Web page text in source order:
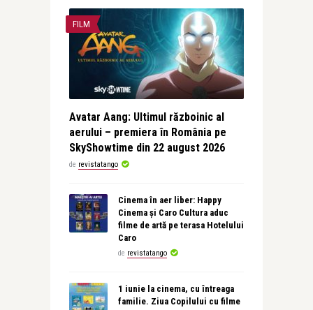
FILM
Avatar Aang: Ultimul războinic al
aerului – premiera în România pe
SkyShowtime din 22 august 2026
de revistatango
Cinema în aer liber: Happy
Cinema și Caro Cultura aduc
filme de artă pe terasa Hotelului
Caro
de revistatango
1 iunie la cinema, cu întreaga
familie. Ziua Copilului cu filme